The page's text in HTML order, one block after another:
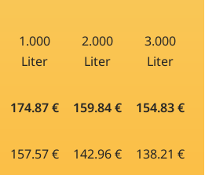
1.000
Liter
2.000
Liter
3.000
Liter
174.87 € 159.84 € 154.83 €
157.57 € 142.96 € 138.21 €